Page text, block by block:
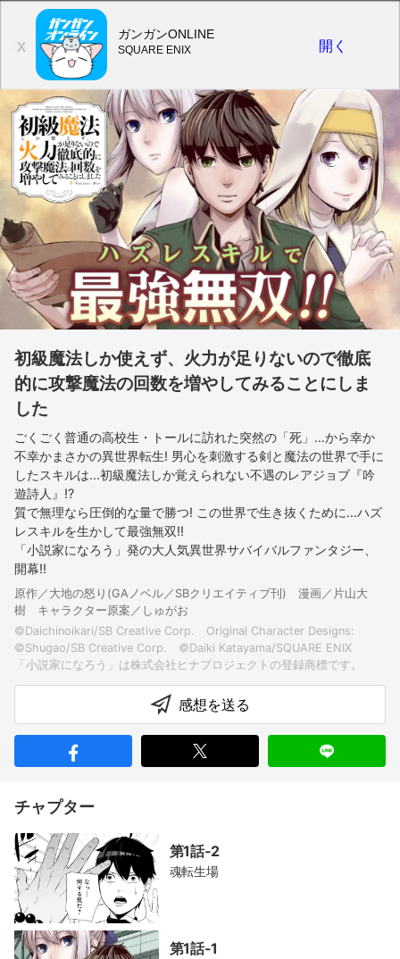
初級魔法しか使えず、火力が足りないので徹底
的に攻撃魔法の回数を増やしてみることにしま
した
ごくごく普通の高校生・トールに訪れた突然の「死」…から幸か
不幸かまさかの異世界転生! 男心を刺激する剣と魔法の世界で手に
したスキルは…初級魔法しか覚えられない不遇のレアジョブ『吟
遊詩人』!?
質で無理なら圧倒的な量で勝つ! この世界で生き抜くために…ハズ
レスキルを生かして最強無双!!
「小説家になろう」発の大人気異世界サバイバルファンタジー、
開幕!!
原作／大地の怒り(GAノベル／SBクリエイティブ刊) 漫画／片山大
樹 キャラクター原案／しゅがお
©Daichinoikari/SB Creative Corp. Original Character Designs:
©Shugao/SB Creative Corp. ©Daiki Katayama/SQUARE ENIX
感想を送る
チャプター
第1話-2
魂転生場
第1話-1
X
ガンガンONLINE
SQUARE ENIX 開く